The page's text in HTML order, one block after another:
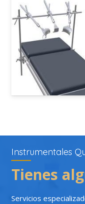
Instrumentales
Tienes
Servicios